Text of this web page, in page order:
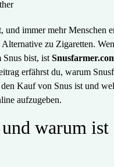
und immer mehr Menschen
zu Zigaretten.
Snus bist, ist
erfährst du, warum
Kauf von Snus ist und
aufzugeben.
warum ist